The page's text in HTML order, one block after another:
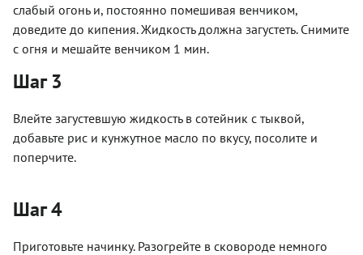
слабый огонь и, постоянно помешивая венчиком,
доведите до кипения. Жидкость должна загустеть. Снимите
с огня и мешайте венчиком 1 мин.
Шаг 3
Влейте загустевшую жидкость в сотейник с тыквой,
добавьте рис и кунжутное масло по вкусу, посолите и
поперчите.
Шаг 4
Приготовьте начинку. Разогрейте в сковороде немного